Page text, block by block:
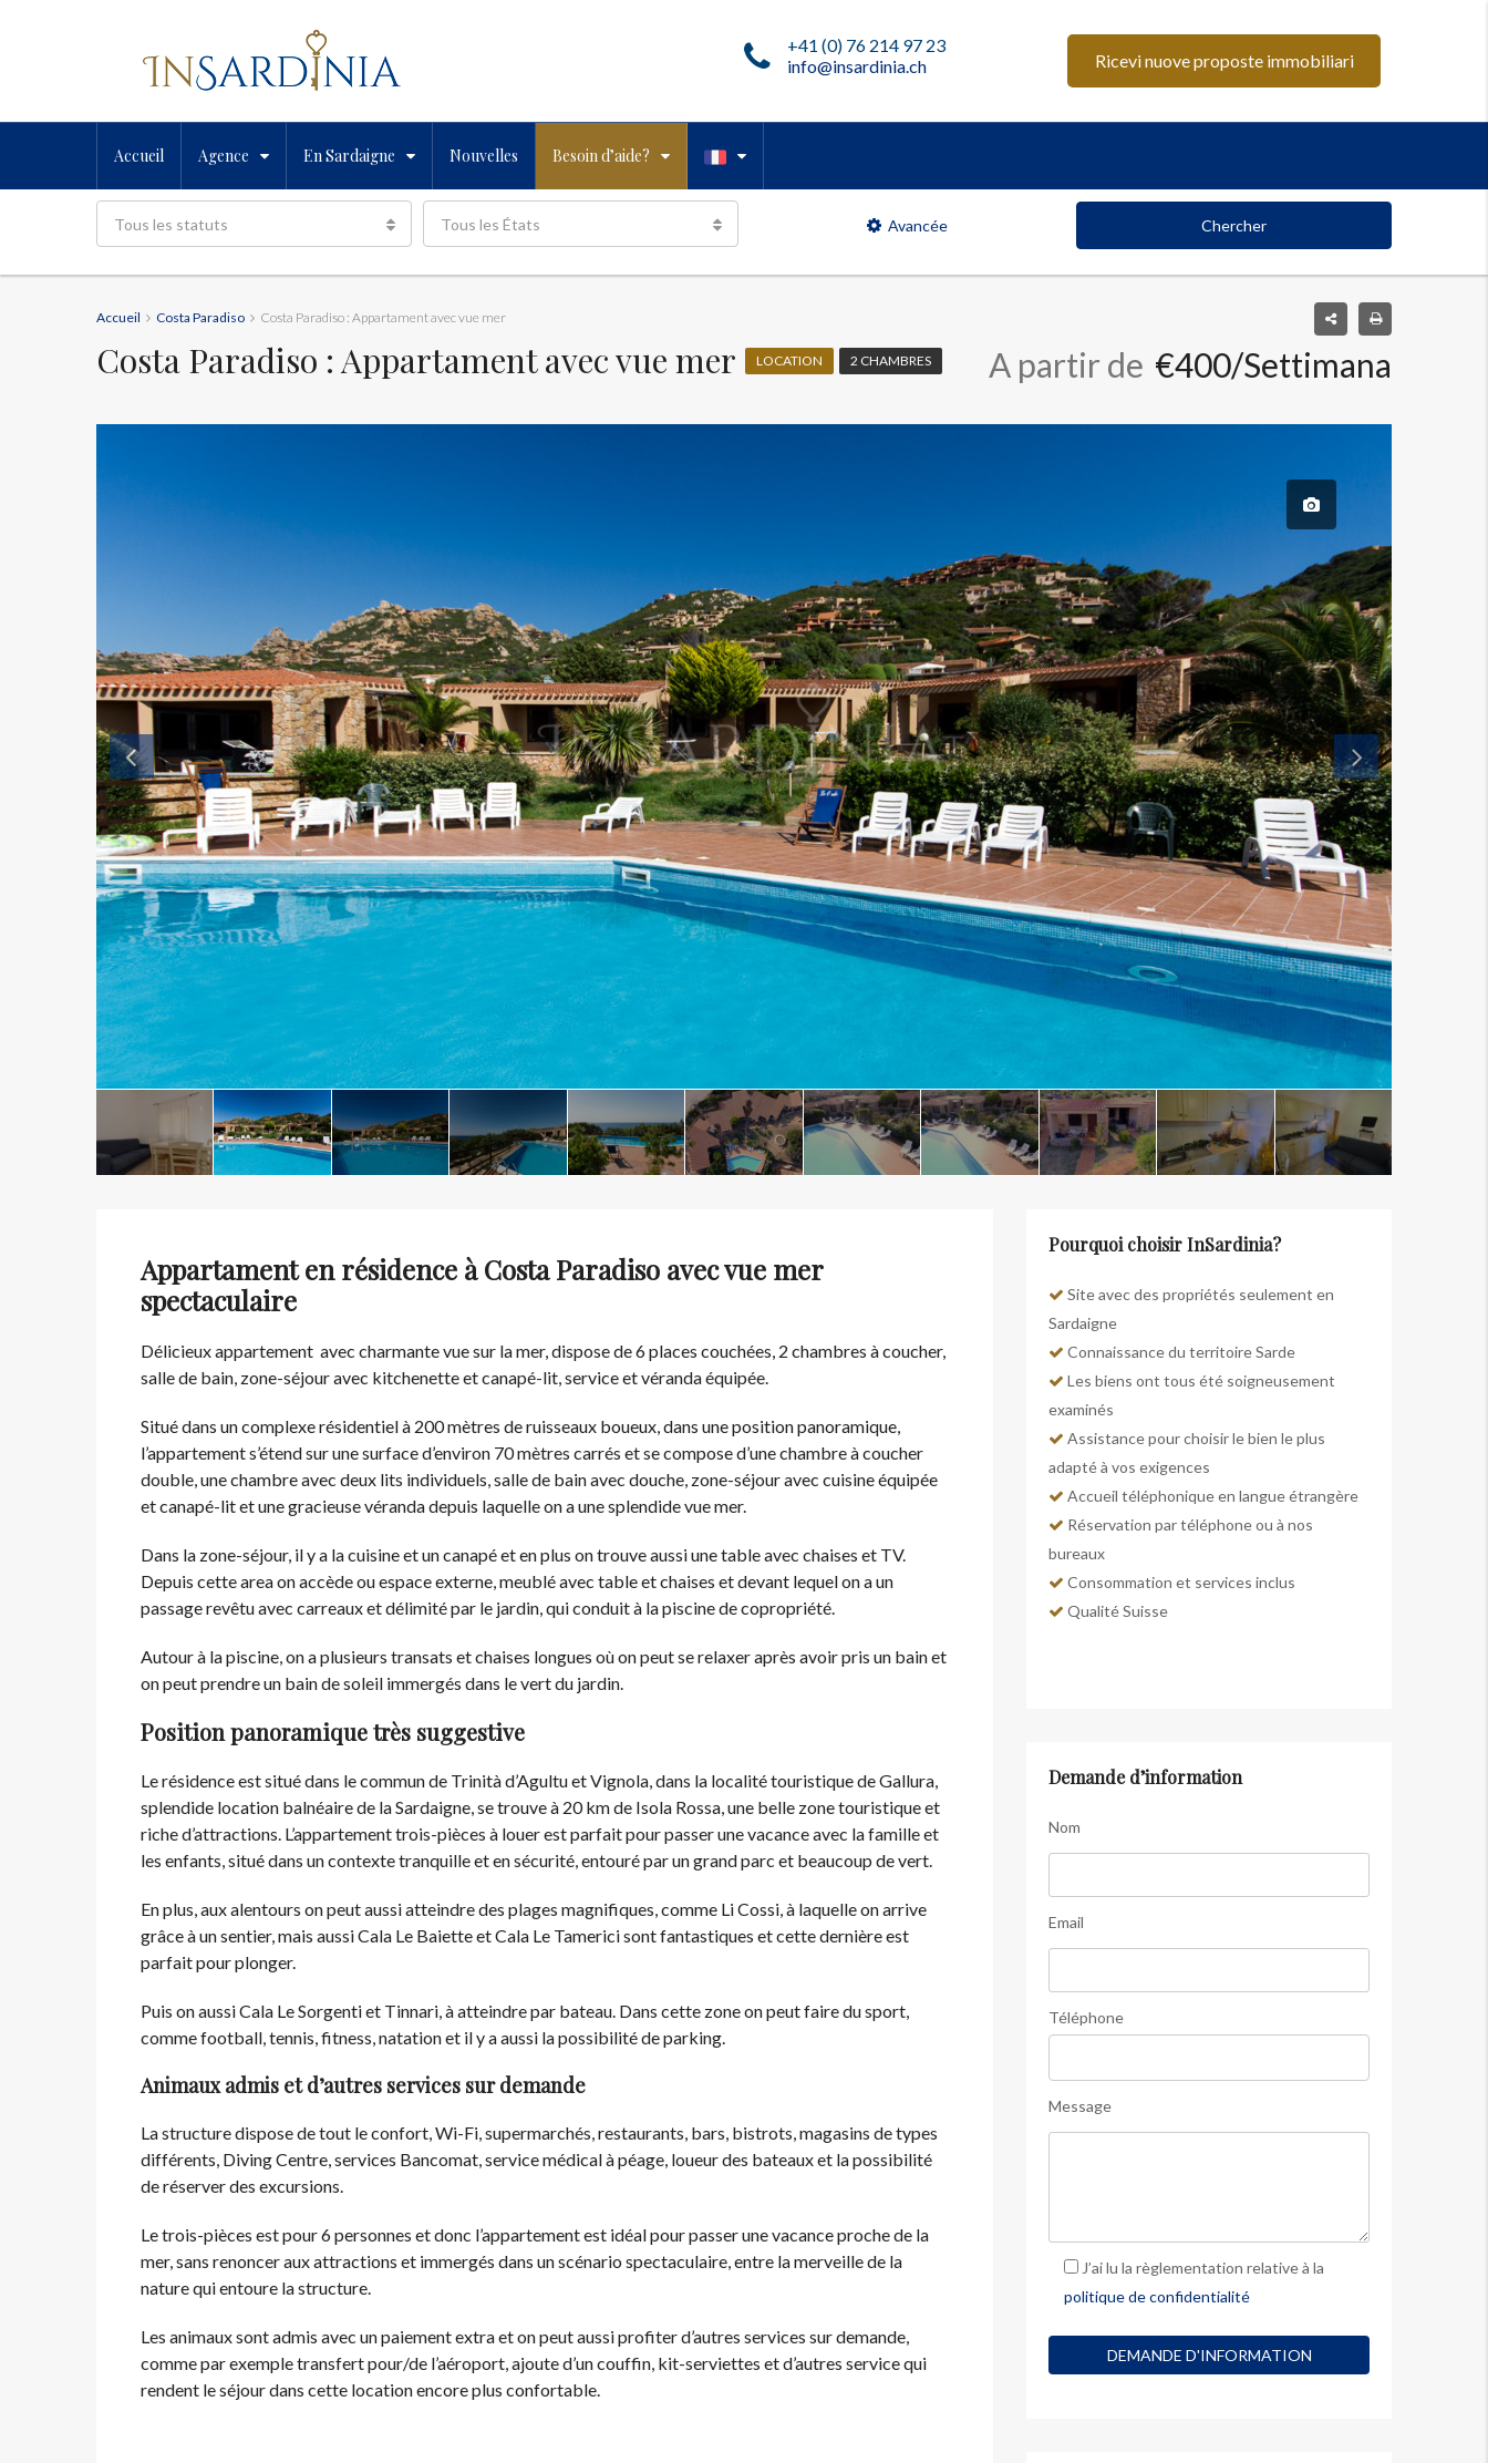
Ricevi nuove proposte immobiliari
+41 (0) 76 214 97 23
info@insardinia.ch
Accueil Agence En Sardaigne Nouvelles Besoin d’aide?
Tous les statuts Tous les États Avancée Chercher
Accueil Costa Paradiso Costa Paradiso : Appartament avec vue mer
Costa Paradiso : Appartament avec vue mer LOCATION 2 CHAMBRES A partir de €400/Settimana
Appartament en résidence à Costa Paradiso avec vue mer
spectaculaire
Délicieux appartement avec charmante vue sur la mer, dispose de 6 places couchées, 2 chambres à coucher,
salle de bain, zone-séjour avec kitchenette et canapé-lit, service et véranda équipée.
Situé dans un complexe résidentiel à 200 mètres de ruisseaux boueux, dans une position panoramique,
l’appartement s’étend sur une surface d’environ 70 mètres carrés et se compose d’une chambre à coucher
double, une chambre avec deux lits individuels, salle de bain avec douche, zone-séjour avec cuisine équipée
et canapé-lit et une gracieuse véranda depuis laquelle on a une splendide vue mer.
Dans la zone-séjour, il y a la cuisine et un canapé et en plus on trouve aussi une table avec chaises et TV.
Depuis cette area on accède ou espace externe, meublé avec table et chaises et devant lequel on a un
passage revêtu avec carreaux et délimité par le jardin, qui conduit à la piscine de copropriété.
Autour à la piscine, on a plusieurs transats et chaises longues où on peut se relaxer après avoir pris un bain et
on peut prendre un bain de soleil immergés dans le vert du jardin.
Position panoramique très suggestive
Le résidence est situé dans le commun de Trinità d’Agultu et Vignola, dans la localité touristique de Gallura,
splendide location balnéaire de la Sardaigne, se trouve à 20 km de Isola Rossa, une belle zone touristique et
riche d’attractions. L’appartement trois-pièces à louer est parfait pour passer une vacance avec la famille et
les enfants, situé dans un contexte tranquille et en sécurité, entouré par un grand parc et beaucoup de vert.
En plus, aux alentours on peut aussi atteindre des plages magnifiques, comme Li Cossi, à laquelle on arrive
grâce à un sentier, mais aussi Cala Le Baiette et Cala Le Tamerici sont fantastiques et cette dernière est
parfait pour plonger.
Puis on aussi Cala Le Sorgenti et Tinnari, à atteindre par bateau. Dans cette zone on peut faire du sport,
comme football, tennis, fitness, natation et il y a aussi la possibilité de parking.
Animaux admis et d’autres services sur demande
La structure dispose de tout le confort, Wi-Fi, supermarchés, restaurants, bars, bistrots, magasins de types
différents, Diving Centre, services Bancomat, service médical à péage, loueur des bateaux et la possibilité
de réserver des excursions.
Le trois-pièces est pour 6 personnes et donc l’appartement est idéal pour passer une vacance proche de la
mer, sans renoncer aux attractions et immergés dans un scénario spectaculaire, entre la merveille de la
nature qui entoure la structure.
Les animaux sont admis avec un paiement extra et on peut aussi profiter d’autres services sur demande,
comme par exemple transfert pour/de l’aéroport, ajoute d’un couffin, kit-serviettes et d’autres service qui
rendent le séjour dans cette location encore plus confortable.
Pourquoi choisir InSardinia?
Site avec des propriétés seulement en
Sardaigne
Connaissance du territoire Sarde
Les biens ont tous été soigneusement
examinés
Assistance pour choisir le bien le plus
adapté à vos exigences
Accueil téléphonique en langue étrangère
Réservation par téléphone ou à nos
bureaux
Consommation et services inclus
Qualité Suisse
Demande d’information
Nom
Email
Téléphone
Message
J’ai lu la règlementation relative à la
politique de confidentialité